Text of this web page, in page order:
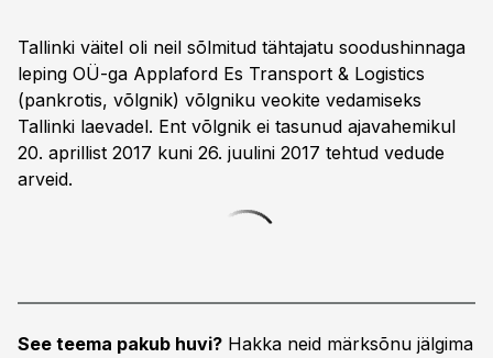
Tallinki väitel oli neil sõlmitud tähtajatu soodushinnaga
leping OÜ-ga Applaford Es Transport & Logistics
(pankrotis, võlgnik) võlgniku veokite vedamiseks
Tallinki laevadel. Ent võlgnik ei tasunud ajavahemikul
20. aprillist 2017 kuni 26. juulini 2017 tehtud vedude
arveid.
See teema pakub huvi? Hakka neid märksõnu jälgima